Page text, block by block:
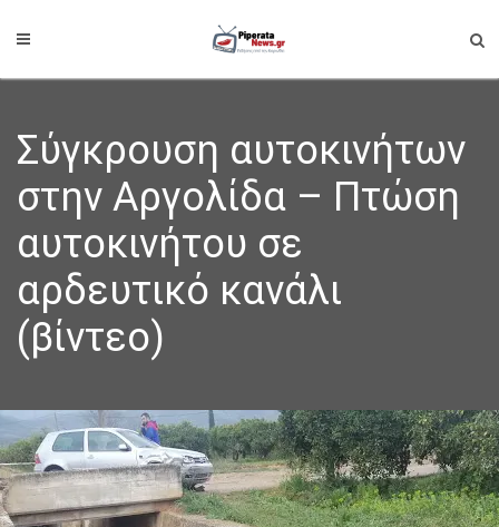
Σύγκρουση αυτοκινήτων
στην Αργολίδα – Πτώση
αυτοκινήτου σε
αρδευτικό κανάλι
(βίντεο)